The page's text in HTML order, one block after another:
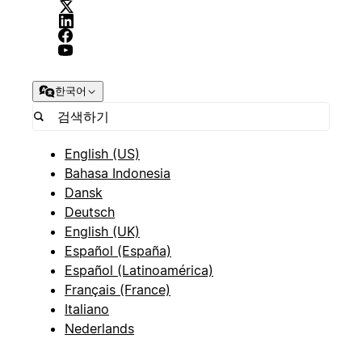
한국어
English (US)
Bahasa Indonesia
Dansk
Deutsch
English (UK)
Español (España)
Español (Latinoamérica)
Français (France)
Italiano
Nederlands